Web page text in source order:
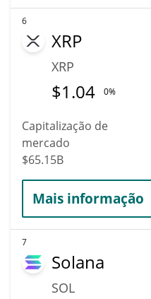
6
XRP
XRP
$1.04 0%
Capitalização de
mercado
$65.15B
Mais informação
7
Solana
SOL